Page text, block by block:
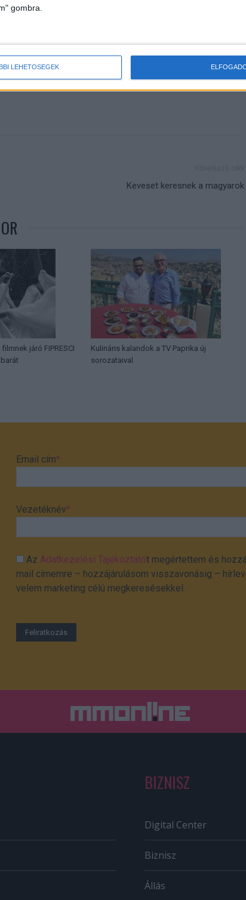
gombra.
LEHETŐSÉGEK
Keveset keresnek a magyarok
járó FIPRESCI
Kulináris kalandok a TV Paprika új
sorozataival
Email cím*
Vezetéknév*
Az Adatkezelési Tájékoztatót megértettem és
mail címemre – hozzájárulásom visszavonásig –
velem marketing célú megkeresésekkel.
BIZNISZ
Digital Center
Biznisz
Állás